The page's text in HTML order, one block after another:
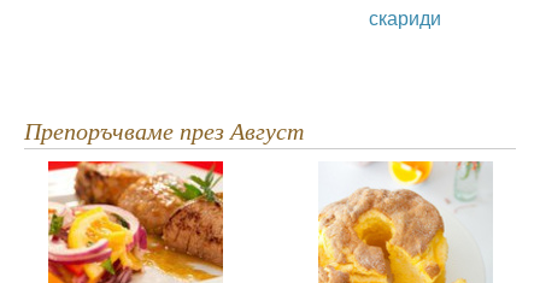
скариди
Препоръчваме през Август